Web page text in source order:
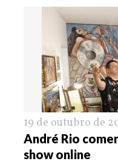
19 de outubro de
André Rio
show online